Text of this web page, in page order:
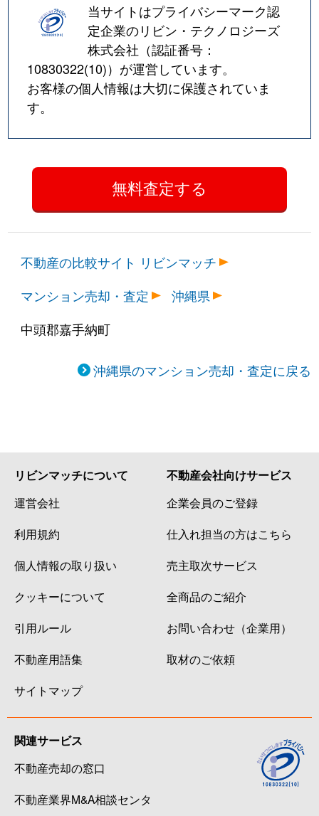
当サイトはプライバシーマーク認
定企業のリビン・テクノロジーズ
株式会社（認証番号：
10830322(10)）が運営しています。
お客様の個人情報は大切に保護されていま
す。
不動産の比較サイト リビンマッチ
マンション売却・査定
沖縄県
中頭郡嘉手納町
沖縄県のマンション売却・査定に戻る
リビンマッチについて
運営会社
利用規約
個人情報の取り扱い
クッキーについて
引用ルール
不動産用語集
サイトマップ
不動産会社向けサービス
企業会員のご登録
仕入れ担当の方はこちら
売主取次サービス
全商品のご紹介
お問い合わせ（企業用）
取材のご依頼
関連サービス
不動産売却の窓口
不動産業界M&A相談センタ